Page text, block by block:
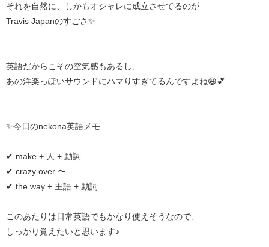
それを自然に、しかもオシャレに成立させてるのが
Travis Japanのすごさ✨
英語だからこその空気感もあるし、
あの洋楽っぽいサウンドにハマりすぎてるんですよね😆💕
✨今日のnekona英語メモ
✔ make + 人 + 動詞
✔ crazy over 〜
✔ the way + 主語 + 動詞
このあたりは日常英語でもかなり使えそうなので、
しっかり覚えたいと思います♪